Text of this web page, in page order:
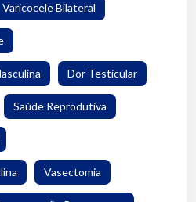
Varicocele Bilateral
Dor Testicular
Saúde Reprodutiva
Vasectomia